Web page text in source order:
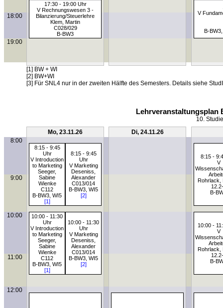
17:30 - 19:00 Uhr
V Rechnungswesen 3 -
Bilanzierung/Steuerlehre
Klem, Martin
C028/029
B-BW3
V
B-
18:00
19:00
[1] BW + WI
[2] BW+WI
[3] Für SNL4 nur in der zweiten Hälfte des Semesters. Details siehe
Lehrveranstaltungsplan
10.
Mo, 23.11.26
Di, 24.11.26
8:00
8:15 - 9:45
Uhr
V Introduction
to Marketing
Seeger,
Sabine
Wienke
C112
B-BW3, WI5
[1]
8:15 - 9:45
Uhr
V Marketing
Deseniss,
Alexander
C013/014
B-BW3, WI5
[2]
8:15 -
V
Rohrlack,
B-
9:00
10:00
10:00 - 11:30
Uhr
V Introduction
to Marketing
Seeger,
Sabine
Wienke
C112
B-BW3, WI5
[1]
10:00 - 11:30
Uhr
V Marketing
Deseniss,
Alexander
C013/014
B-BW3, WI5
[2]
10:00 -
V
Rohrlack,
B-
11:00
12:00